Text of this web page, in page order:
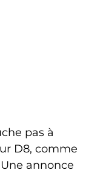
pas à
D8, comme
annonce